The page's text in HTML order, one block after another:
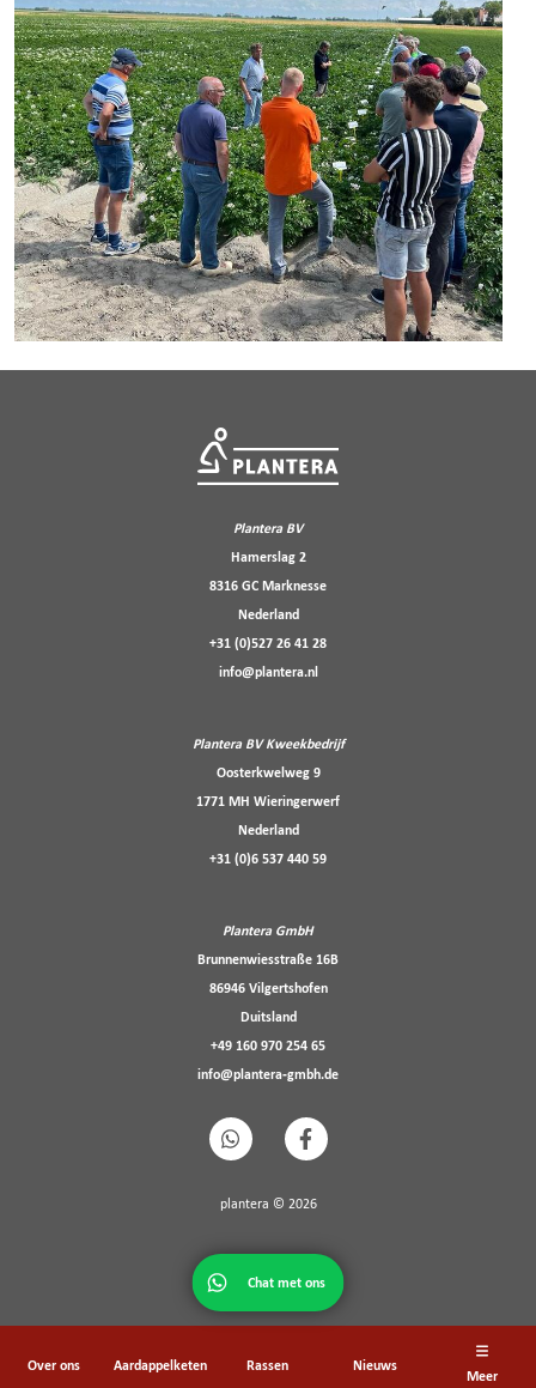
Plantera BV
Hamerslag 2
8316 GC Marknesse
Nederland
+31 (0)527 26 41 28
info@plantera.nl
Plantera BV Kweekbedrijf
Oosterkwelweg 9
1771 MH Wieringerwerf
Nederland
+31 (0)6 537 440 59
Plantera GmbH
Brunnenwiesstraße 16B
86946 Vilgertshofen
Duitsland
+49 160 970 254 65
info@plantera-gmbh.de
plantera © 2026
Over ons
Aardappelketen
Rassen
Nieuws
Meer
Chat met ons